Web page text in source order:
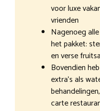
voor luxe
vrienden
Nagenoeg
het pakket:
en verse
Bovendien
extra’s als
carte